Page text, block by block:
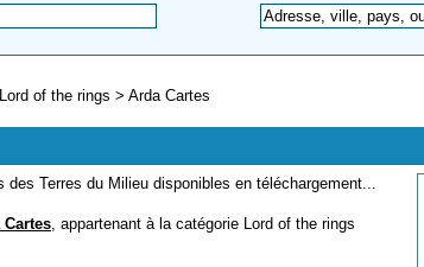
Lord of the rings > Arda Cartes
Terres du Milieu disponibles en téléchargement...
Cartes, appartenant à la catégorie Lord of the rings